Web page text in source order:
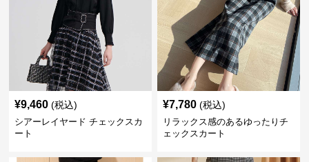
¥9,460 (税込)
シアーレイヤード チェックスカ
ート
¥7,780 (税込)
リラックス感のあるゆったりチ
ェックスカート